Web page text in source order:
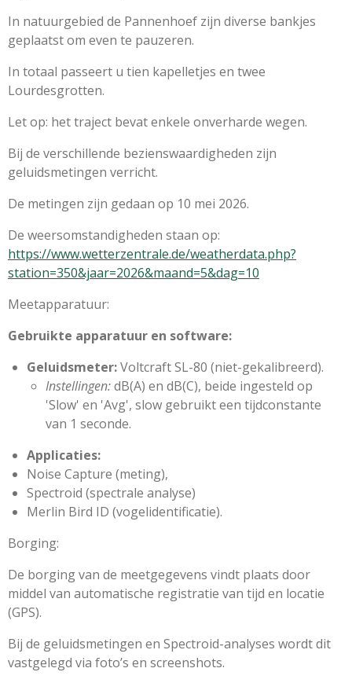
In natuurgebied de Pannenhoef zijn diverse bankjes
geplaatst om even te pauzeren.
In totaal passeert u tien kapelletjes en twee
Lourdesgrotten.
Let op: het traject bevat enkele onverharde wegen.
Bij de verschillende bezienswaardigheden zijn
geluidsmetingen verricht.
De metingen zijn gedaan op 10 mei 2026.
De weersomstandigheden staan op:
https://www.wetterzentrale.de/weatherdata.php?
station=350&jaar=2026&maand=5&dag=10
Meetapparatuur:
Gebruikte apparatuur en software:
Geluidsmeter:Voltcraft SL-80 (niet-gekalibreerd).
Instellingen:dB(A) en dB(C), beide ingesteld op
'Slow' en 'Avg', slow gebruikt een tijdconstante
van 1 seconde.
Applicaties:
Noise Capture (meting),
Spectroid (spectrale analyse)
Merlin Bird ID (vogelidentificatie).
Borging:
De borging van de meetgegevens vindt plaats door
middel van automatische registratie van tijd en locatie
(GPS).
Bij de geluidsmetingen en Spectroid-analyses wordt dit
vastgelegd via foto’s en screenshots.